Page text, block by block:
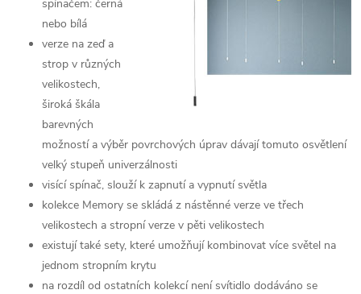
spínačem: černá
nebo bílá
verze na zeď a
strop v různých
velikostech,
široká škála
barevných
možností a výběr povrchových úprav dávají tomuto osvětlení
velký stupeň univerzálnosti
visící spínač, slouží k zapnutí a vypnutí světla
kolekce Memory se skládá z nástěnné verze ve třech
velikostech a stropní verze v pěti velikostech
existují také sety, které umožňují kombinovat více světel na
jednom stropním krytu
na rozdíl od ostatních kolekcí není svítidlo dodáváno se